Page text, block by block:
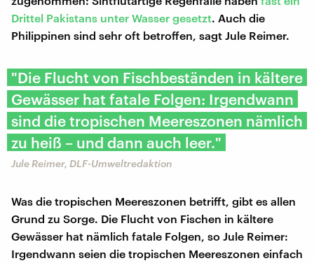
Drittel Pakistans unter Wasser gesetzt. Auch die
Philippinen sind sehr oft betroffen, sagt Jule Reimer.
"Die Flucht von Fischbeständen in kältere
Gewässer hat fatale Folgen: Irgendwann
sind die tropischen Meereszonen nämlich
zu heiß – und dann auch leer."
Jule Reimer, DLF-Umweltredaktion
Was die tropischen Meereszonen betrifft, gibt es allen
Grund zu Sorge. Die Flucht von Fischen in kältere
Gewässer hat nämlich fatale Folgen, so Jule Reimer:
Irgendwann seien die tropischen Meereszonen einfach